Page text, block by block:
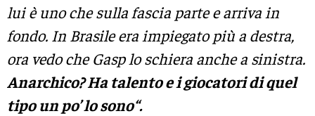
lui è uno che sulla fascia parte e arriva in
fondo. In Brasile era impiegato più a destra,
ora vedo che Gasp lo schiera anche a sinistra.
Anarchico? Ha talento e i giocatori di quel
tipo un po’ lo sono“.